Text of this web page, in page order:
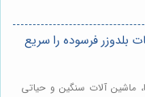
بلدوزر فرسوده را سریع
ماشین آلات سنگین و حیاتی